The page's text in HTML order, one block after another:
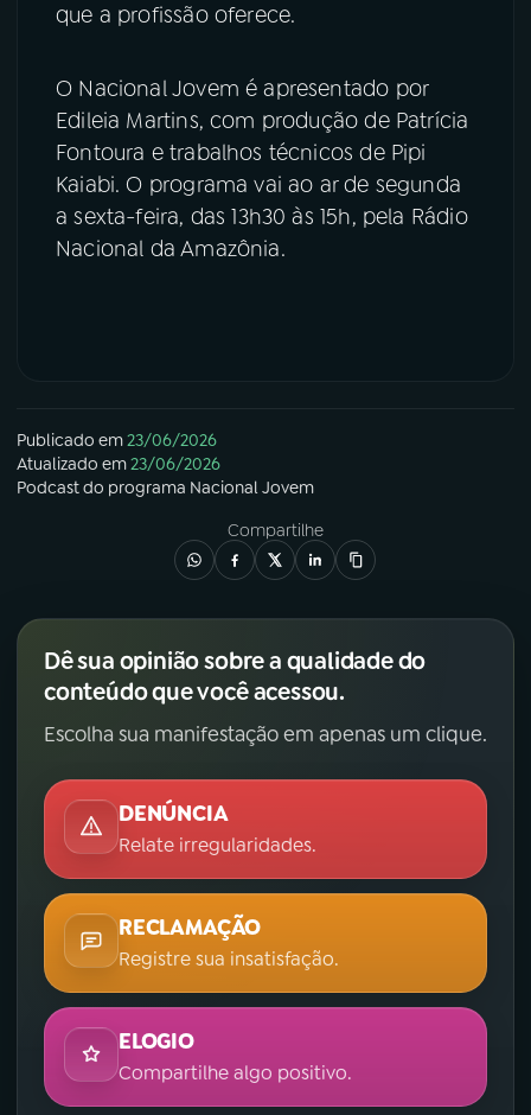
que a profissão oferece.
O Nacional Jovem é apresentado por
Edileia Martins, com produção de Patrícia
Fontoura e trabalhos técnicos de Pipi
Kaiabi. O programa vai ao ar de segunda
a sexta-feira, das 13h30 às 15h, pela Rádio
Nacional da Amazônia.
Publicado em23/06/2026
Atualizado em23/06/2026
Podcastdo programa Nacional Jovem
Compartilhe
Dê sua opinião sobre a qualidade do
conteúdo que você acessou.
Escolha sua manifestação em apenas um clique.
DENÚNCIA
Relate irregularidades.
RECLAMAÇÃO
Registre sua insatisfação.
ELOGIO
Compartilhe algo positivo.